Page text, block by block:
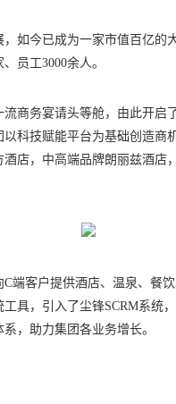
如今已成为一家市值百亿
员工3000余人。
商务宴请头等舱，由此开启
科技赋能平台为基础创造商
店，中高端品牌朗丽兹酒
端客户提供酒店、温泉、餐
具，引入了尘锋SCRM系统
，助力集团各业务增长。